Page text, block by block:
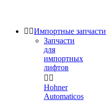
 Импортные запчасти
Запчасти
для
импортных
лифтов
 
Hohner
Automaticos